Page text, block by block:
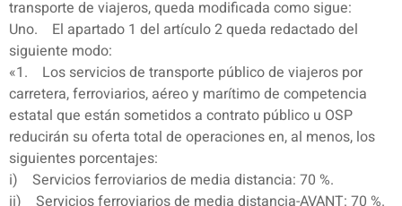
transporte de viajeros, queda modificada como sigue:
Uno. El apartado 1 del artículo 2 queda redactado del
siguiente modo:
«1. Los servicios de transporte público de viajeros por
carretera, ferroviarios, aéreo y marítimo de competencia
estatal que están sometidos a contrato público u OSP
reducirán su oferta total de operaciones en, al menos, los
siguientes porcentajes:
i) Servicios ferroviarios de media distancia: 70 %.
ii) Servicios ferroviarios de media distancia-AVANT: 70 %.